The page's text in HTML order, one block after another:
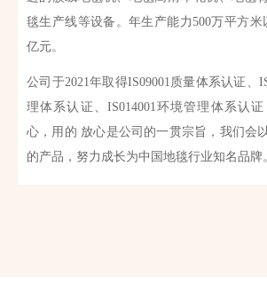
毯生产线等设备。年生产能力500万平方
亿元。
公司于2021年取得IS09001质量体系认证、
理体系认证、IS014001环境管理体系认
心，用的 放心是公司的一贯宗旨，我们会
的产品，努力成长为中国地毯行业知名品牌